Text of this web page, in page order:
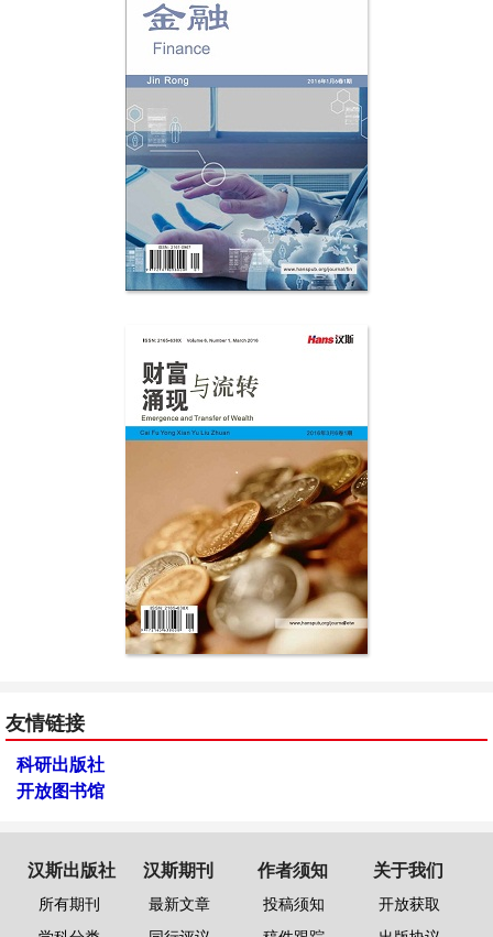
友情链接
科研出版社
开放图书馆
汉斯出版社
所有期刊
汉斯期刊
最新文章
作者须知
投稿须知
关于我们
开放获取